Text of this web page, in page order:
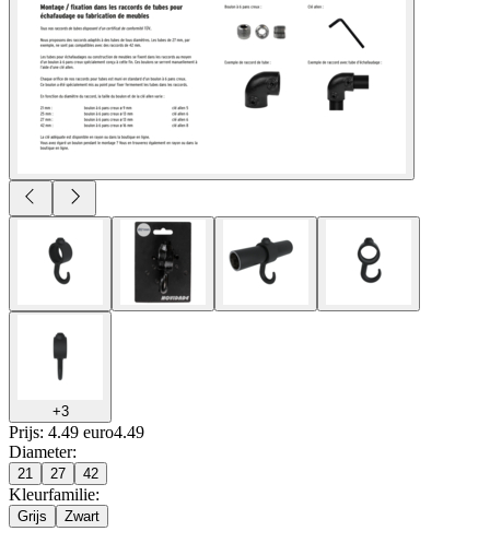
+3
Prijs: 4.49 euro4.49
Diameter:
21 27 42
Kleurfamilie:
Grijs Zwart